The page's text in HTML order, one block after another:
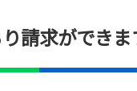
請求ができま